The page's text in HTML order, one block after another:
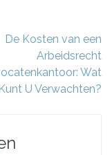
De Kosten van een
Arbeidsrecht
Wat
Kunt U Verwachten?